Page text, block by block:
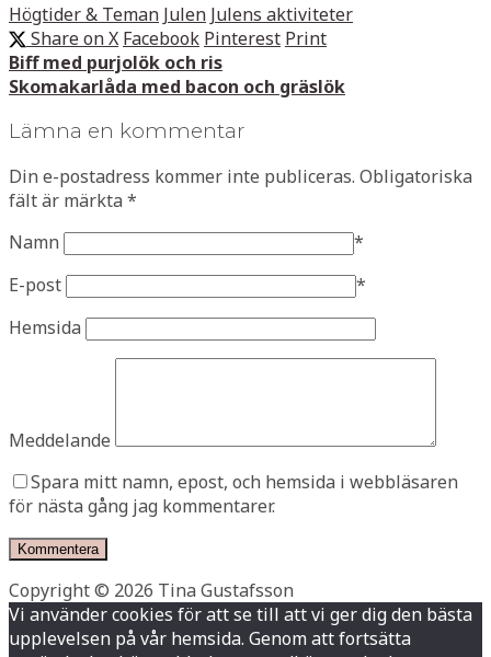
Högtider & Teman Julen Julens aktiviteter
Share on X Facebook Pinterest Print
Biff med purjolök och ris
Skomakarlåda med bacon och gräslök
Lämna en kommentar
Din e-postadress kommer inte publiceras. Obligatoriska
fält är märkta *
Namn
*
E-post
*
Hemsida
Meddelande
Spara mitt namn, epost, och hemsida i webbläsaren
för nästa gång jag kommentarer.
Copyright © 2026 Tina Gustafsson
Vi använder cookies för att se till att vi ger dig den bästa
upplevelsen på vår hemsida. Genom att fortsätta